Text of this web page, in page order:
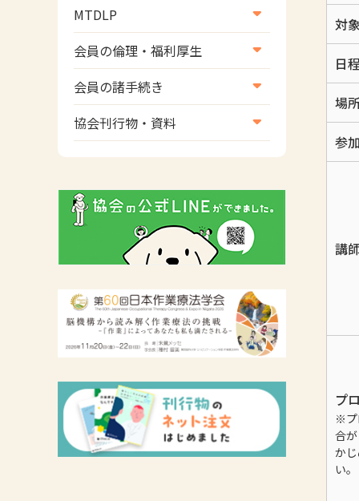
対
日
場
参
講
プ
※プ
合
か
い。
課【地域包括ケア推進班】
地域社会振興部地域事業支援
課【運転と地域移動推進班】
スポーツ振興関連
災害対策関連
国際関連
WFOT等海外関連情報
MTDLP
MTDLP室
会員の倫理・福利厚生
会員向け団体保険のご案内
女性相談窓口
倫理関連情報
会員の諸手続き
会員の諸手続き
協会刊行物・資料
広報活動について